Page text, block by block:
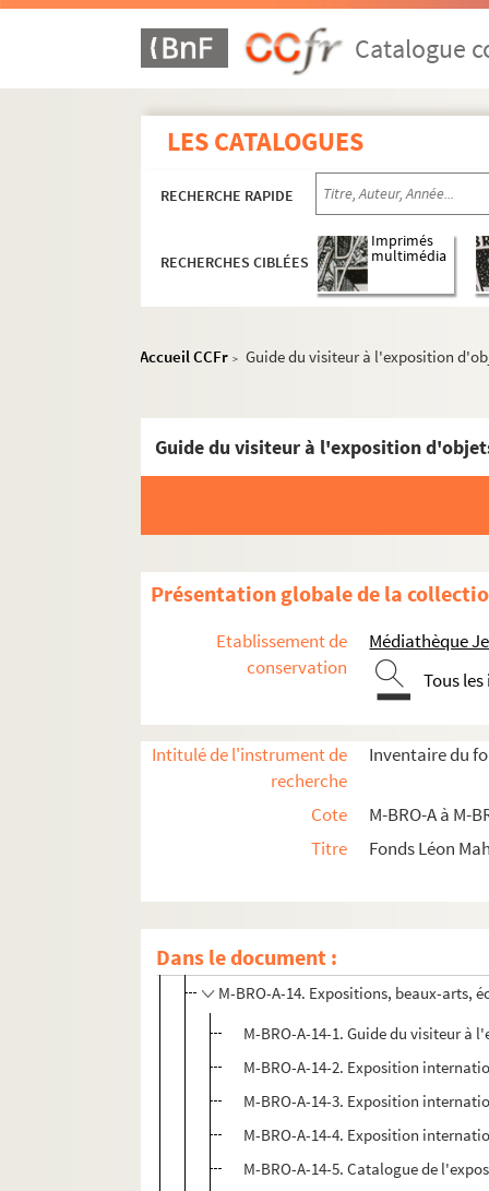
Catalogue
LES CATALOGUES
RECHERCHE RAPIDE
RECHERCHES CIBLÉES
Imprimés
multimédia
Accueil CCFr > Guide du visiteur à l'exposition
Présentation globale de la
Etablissement de
conservation
Médiathèque
Tous
Intitulé de l'instrument de
recherche
Inventaire du
Cote
M-BRO-A à M-
Titre
Fonds Léon
Dans le document :
M-BRO. Brochures du fonds Mahieu
M-BRO-A-1. Facultés catholiques de
M-BRO-A-2. Association
M-BRO-A-3. Caisse d'épargne de Lille
M-BRO-A-6. Collège puis Lycée
M-BRO-A-7. Comité central de
M-BRO-A-9. Société du denier des
M-BRO-A-10. Culture du Tabac
M-BRO-A-12. Epidémies, maladies
M-BRO-A-13. Epidémies, maladies
M-BRO-A-14. Expositions, beaux-arts,
M-BRO-A-14-1. Guide du visiteur
M-BRO-A-14-2. Exposition
M-BRO-A-14-3. Exposition
M-BRO-A-14-4. Exposition
M-BRO-A-14-5. Catalogue de